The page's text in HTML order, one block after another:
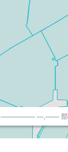
————— —,—— 部